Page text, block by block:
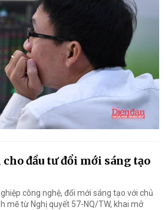
đầu tư đổi mới sáng tạo
công nghệ, đổi mới sáng tạo với chủ
mẽ từ Nghị quyết 57-NQ/TW, khai mở